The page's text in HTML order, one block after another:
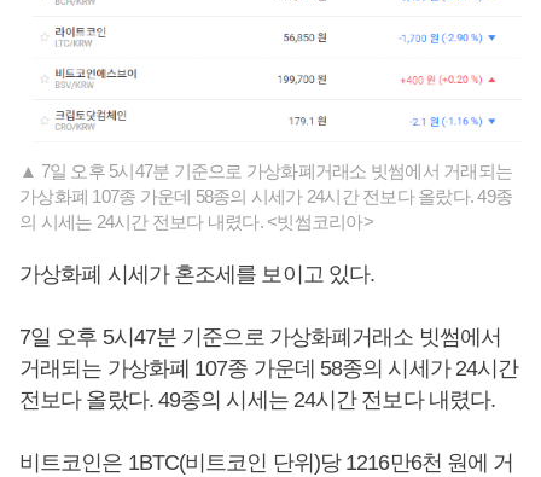
▲ 7일 오후 5시47분 기준으로 가상화폐거래소 빗썸에서 거래되는
가상화폐 107종 가운데 58종의 시세가 24시간 전보다 올랐다. 49종
의 시세는 24시간 전보다 내렸다. <빗썸코리아>
가상화폐 시세가 혼조세를 보이고 있다.
7일 오후 5시47분 기준으로 가상화폐거래소 빗썸에서
거래되는 가상화폐 107종 가운데 58종의 시세가 24시간
전보다 올랐다. 49종의 시세는 24시간 전보다 내렸다.
비트코인은 1BTC(비트코인 단위)당 1216만6천 원에 거